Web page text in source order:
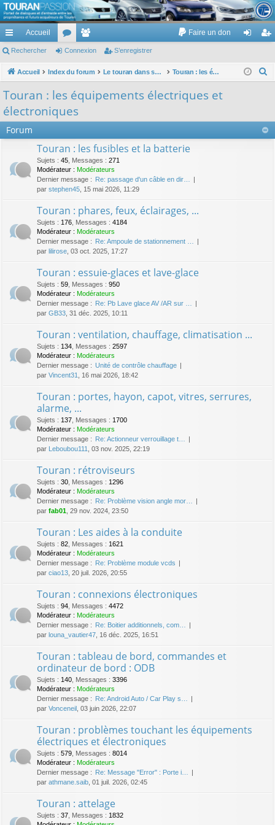
TouranPassion
Le forum des propriétaires ou futurs acquéreurs du Volkswagen Touran
cc
ès
pi
Accueil
or
u
e
m
Faire un don
ne nr
Rechercher Connexion S’enregistrer
Accueil Index du forum Le touran dans ses versions I (V1 V2 V3) et II ... Touran : les équipements électriques et électroniques
r
Touran : les équipements électriques et
électroniques
Forum
Touran : les fusibles et la batterie
Sujets : 45 Messages : 271
Modérateur : Modérateurs
Dernier message : Re: passage d'un câble en dir…
par stephen45 , 15 mai 2026, 11:29
Touran : phares, feux, éclairages, ...
Sujets : 176 Messages : 4184
Modérateur : Modérateurs
Dernier message : Re: Ampoule de stationnement …
par lilirose , 03 oct. 2025, 17:27
Touran : essuie-glaces et lave-glace
Sujets : 59 Messages : 950
Modérateur : Modérateurs
Dernier message : Re: Pb Lave glace AV /AR sur …
par GB33 , 31 déc. 2025, 10:11
Touran : ventilation, chauffage, climatisation ...
Sujets : 134 Messages : 2597
Modérateur : Modérateurs
Dernier message : Unité de contrôle chauffage
par Vincent31 , 16 mai 2026, 18:42
Touran : portes, hayon, capot, vitres, serrures,
alarme, ...
Sujets : 137 Messages : 1700
Modérateur : Modérateurs
Dernier message : Re: Actionneur verrouillage t…
par Leboubou111 , 03 nov. 2025, 22:19
Touran : rétroviseurs
Sujets : 30 Messages : 1296
Modérateur : Modérateurs
Dernier message : Re: Problème vision angle mor…
par fab01 , 29 nov. 2024, 23:50
Touran : Les aides à la conduite
Sujets : 82 Messages : 1621
Modérateur : Modérateurs
Dernier message : Re: Problème module vcds
par ciao13 , 20 juil. 2026, 20:55
Touran : connexions électroniques
Sujets : 94 Messages : 4472
Modérateur : Modérateurs
Dernier message : Re: Boitier additionnels, com…
par louna_vautier47 , 16 déc. 2025, 16:51
Touran : tableau de bord, commandes et
ordinateur de bord : ODB
Sujets : 140 Messages : 3396
Modérateur : Modérateurs
Dernier message : Re: Android Auto / Car Play s…
par Vonceneil , 03 juin 2026, 22:07
Touran : problèmes touchant les équipements
électriques et électroniques
Sujets : 579 Messages : 8014
Modérateur : Modérateurs
Dernier message : Re: Message "Error" : Porte i…
par athmane.saib , 01 juil. 2026, 02:45
Touran : attelage
Sujets : 37 Messages : 1832